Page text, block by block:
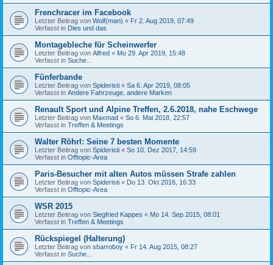
Frenchracer im Facebook
Letzter Beitrag von Wolf(man) « Fr 2. Aug 2019, 07:49
Verfasst in Dies und das
Montagebleche für Scheinwerfer
Letzter Beitrag von Alfred « Mo 29. Apr 2019, 15:48
Verfasst in Suche...
Fünferbande
Letzter Beitrag von Spideristi « Sa 6. Apr 2019, 08:05
Verfasst in Andere Fahrzeuge, andere Marken
Renault Sport und Alpine Treffen, 2.6.2018, nahe Eschwege
Letzter Beitrag von Maxmad « So 6. Mai 2018, 22:57
Verfasst in Treffen & Meetings
Walter Röhrl: Seine 7 besten Momente
Letzter Beitrag von Spideristi « So 10. Dez 2017, 14:59
Verfasst in Offtopic-Area
Paris-Besucher mit alten Autos müssen Strafe zahlen
Letzter Beitrag von Spideristi « Do 13. Okt 2016, 16:33
Verfasst in Offtopic-Area
WSR 2015
Letzter Beitrag von Siegfried Kappes « Mo 14. Sep 2015, 08:01
Verfasst in Treffen & Meetings
Rückspiegel (Halterung)
Letzter Beitrag von sbarroboy « Fr 14. Aug 2015, 08:27
Verfasst in Suche...